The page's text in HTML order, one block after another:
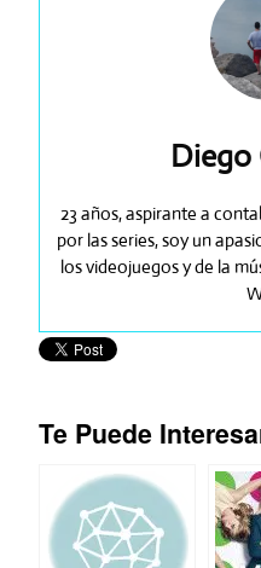
Diego
23 años, aspirante a
por las series, soy un
los videojuegos y de la
Te Puede